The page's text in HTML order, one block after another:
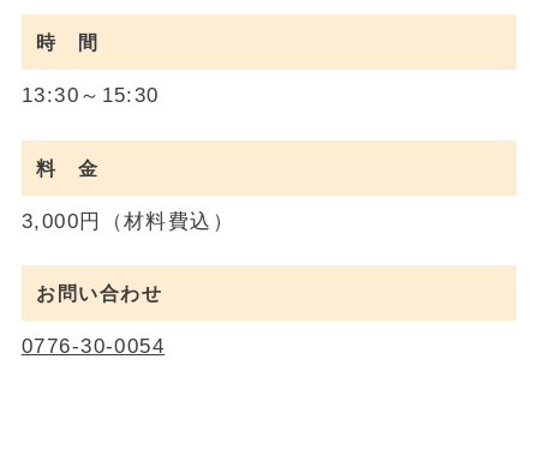
時 間
13:30～15:30
料 金
3,000円（材料費込）
お問い合わせ
0776-30-0054